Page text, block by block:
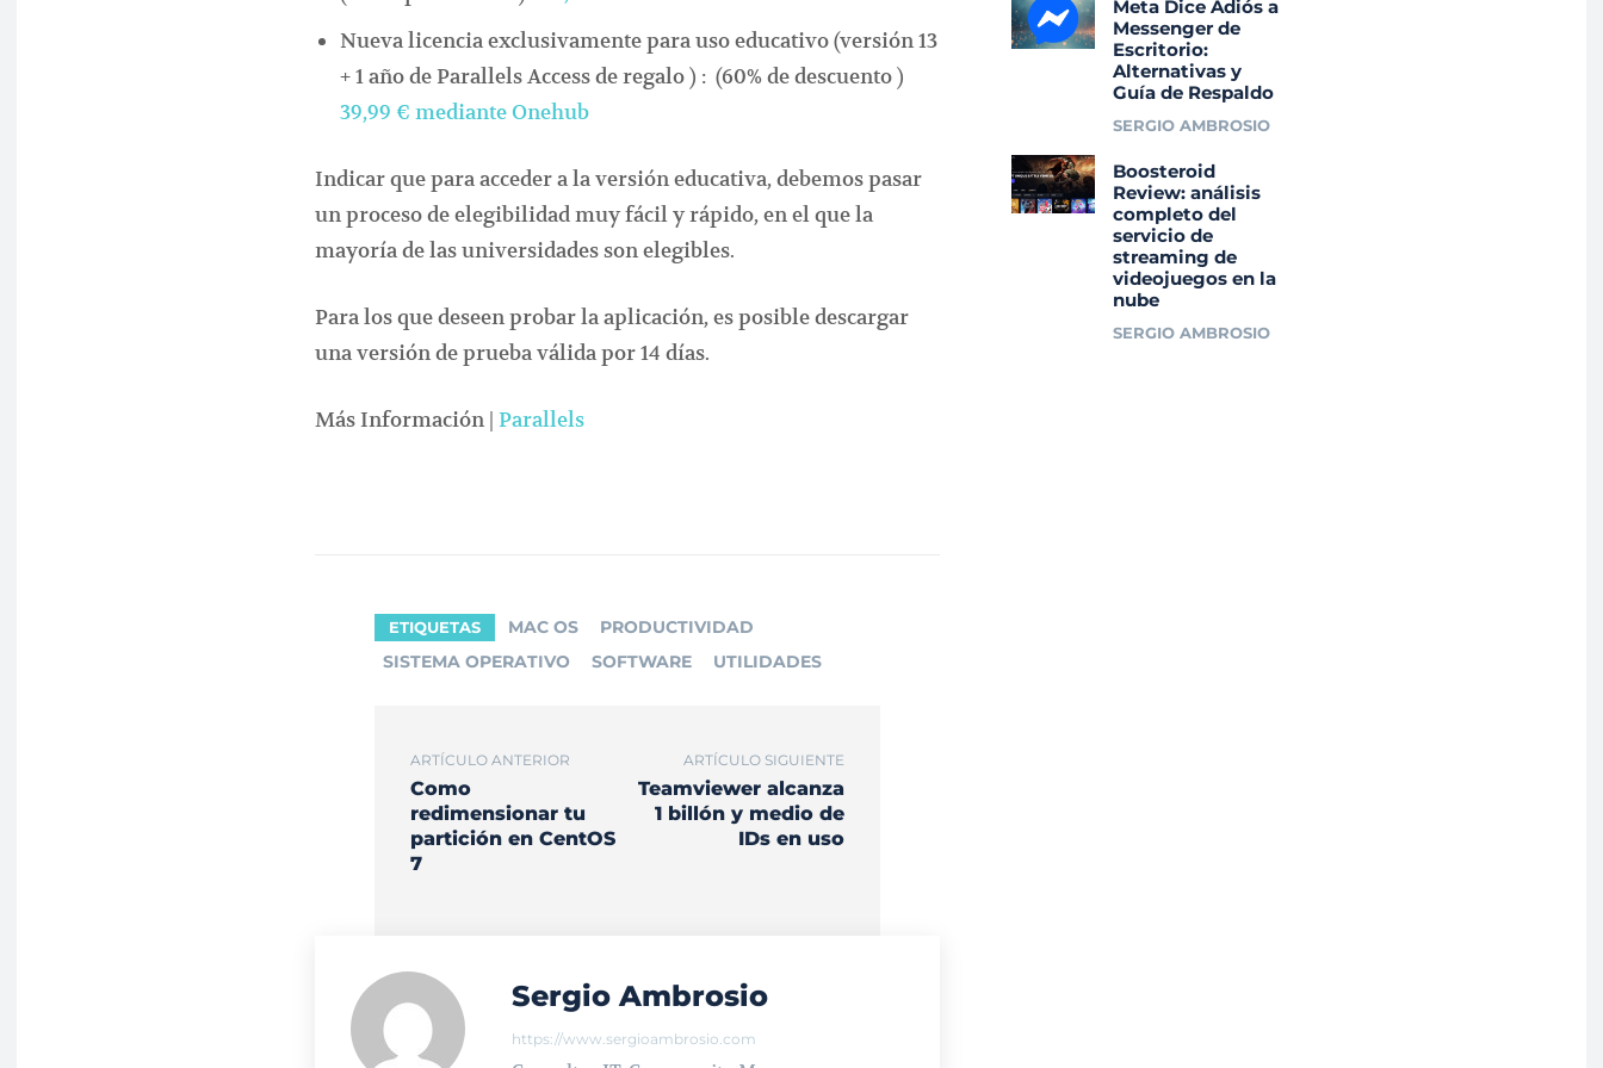
Nueva licencia exclusivamente para uso educativo (versión 13
+ 1 año de Parallels Access de regalo ) : (60% de descuento )
39,99 € mediante Onehub
Indicar que para acceder a la versión educativa, debemos pasar
un proceso de elegibilidad muy fácil y rápido, en el que la
mayoría de las universidades son elegibles.
Para los que deseen probar la aplicación, es posible descargar
una versión de prueba válida por 14 días.
Más Información | Parallels
ETIQUETAS MAC OS
PRODUCTIVIDAD
SISTEMA OPERATIVO
SOFTWARE UTILIDADES
ARTÍCULO ANTERIOR
Como
redimensionar tu
partición en CentOS
7
ARTÍCULO SIGUIENTE
Teamviewer alcanza
1 billón y medio de
IDs en uso
Sergio Ambrosio
https://www.sergioambrosio.com
Meta Dice Adiós a
Messenger de
Escritorio:
Alternativas y
Guía de Respaldo
SERGIO AMBROSIO
Boosteroid
Review: análisis
completo del
servicio de
streaming de
videojuegos en la
nube
SERGIO AMBROSIO